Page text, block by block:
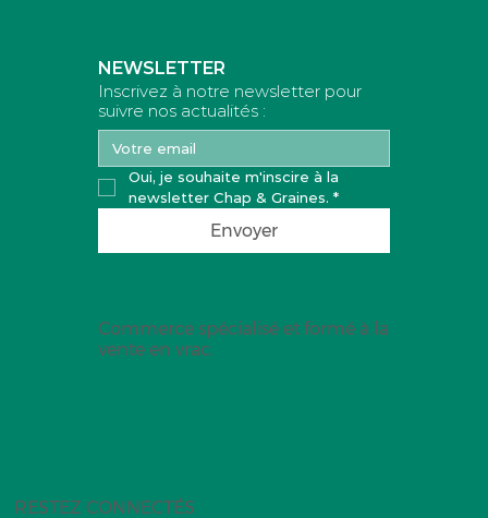
NEWSLETTER
Inscrivez à notre newsletter pour
suivre nos actualités :
Oui, je souhaite m'inscire à la
newsletter Chap & Graines. *
Envoyer
RESTEZ CONNECTÉS
Commerce spécialisé et formé à la
vente en vrac.